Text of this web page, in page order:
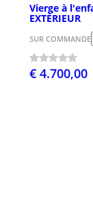
Vierge à
EXTÉRIEUR
SUR COMMANDE
€ 4.700,00